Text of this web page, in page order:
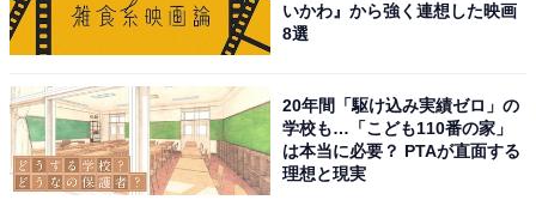
いかわ』から強く連想した映画
8選
20年間「駆け込み実績ゼロ」の
学校も…「こども110番の家」
は本当に必要？ PTAが直面する
理想と現実